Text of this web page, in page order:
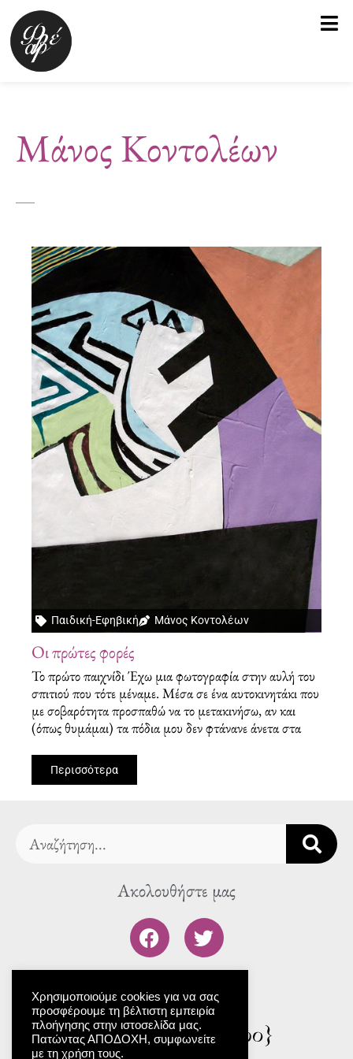
Μετάβαση
στο
περιεχόμενο
Μάνος Κοντολέων
Παιδική-Εφηβική Μάνος Κοντολέων
Οι πρώτες φορές
Το πρώτο παιχνίδι Έχω μια φωτογραφία στην αυλή του
σπιτιού που τότε μέναμε. Μέσα σε ένα αυτοκινητάκι που
με σοβαρότητα προσπαθώ να το μετακινήσω, αν και
(όπως θυμάμαι) τα πόδια μου δεν φτάνανε άνετα στα
Περισσότερα
Search
Ακολουθήστε μας
F
a
c
b
o
o
T
w
i
t
r
Χρησιμοποιούμε cookies για να σας
προσφέρουμε τη βέλτιστη εμπειρία
πλοήγησης στην ιστοσελίδα μας.
Πατώντας ΑΠΟΔΟΧΗ, συμφωνείτε
με τη χρήση τους.